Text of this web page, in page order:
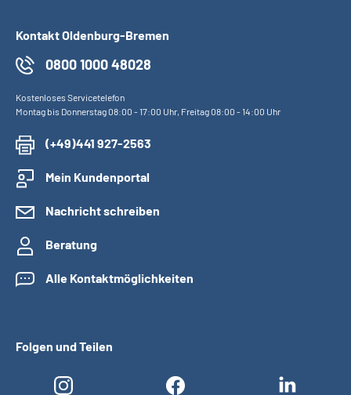
Kontakt Oldenburg-Bremen
0800 1000 48028
Kostenloses Servicetelefon
Montag bis Donnerstag 08:00 - 17:00 Uhr, Freitag 08:00 - 14:00 Uhr
(+49)441 927-2563
Mein Kundenportal
Nachricht schreiben
Beratung
Alle Kontaktmöglichkeiten
Folgen und Teilen